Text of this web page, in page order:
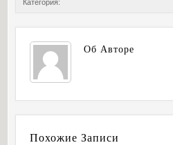
Категория:
Об Авторе
Похожие Записи